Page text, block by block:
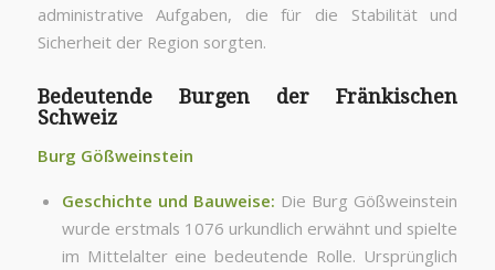
administrative Aufgaben, die für die Stabilität und
Sicherheit der Region sorgten.
Bedeutende Burgen der Fränkischen
Schweiz
Burg Gößweinstein
Geschichte und Bauweise: Die Burg Gößweinstein
wurde erstmals 1076 urkundlich erwähnt und spielte
im Mittelalter eine bedeutende Rolle. Ursprünglich